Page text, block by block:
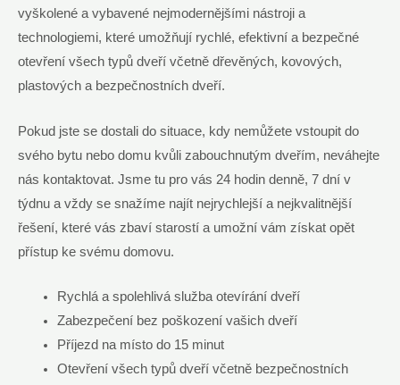
vyškolené a vybavené nejmodernějšími nástroji a
technologiemi, které umožňují rychlé, efektivní a bezpečné
otevření všech typů dveří včetně dřevěných, kovových,
plastových a bezpečnostních dveří.
Pokud jste se dostali do situace, kdy nemůžete vstoupit do
svého bytu nebo domu kvůli zabouchnutým dveřím, neváhejte
nás kontaktovat. Jsme tu pro vás 24 hodin denně, 7 dní v
týdnu a vždy se snažíme najít nejrychlejší a nejkvalitnější
řešení, které vás zbaví starostí a umožní vám získat opět
přístup ke svému domovu.
Rychlá a spolehlivá služba otevírání dveří
Zabezpečení bez poškození vašich dveří
Příjezd na místo do 15 minut
Otevření všech typů dveří včetně bezpečnostních